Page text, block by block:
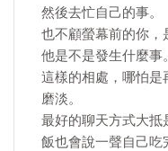
然後去忙自己的事。
也不顧螢幕前的你，
他是不是發生什麼事。
這樣的相處，哪怕是
磨淡。
最好的聊天方式大抵
飯也會說一聲自己吃